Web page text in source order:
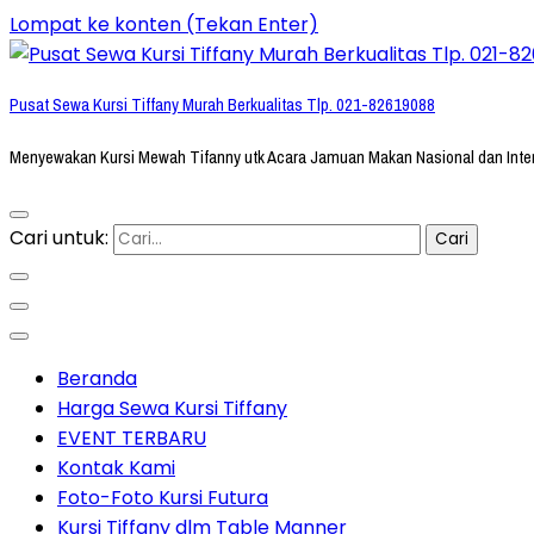
Lompat ke konten (Tekan Enter)
Pusat Sewa Kursi Tiffany Murah Berkualitas Tlp. 021-82619088
Menyewakan Kursi Mewah Tifanny utk Acara Jamuan Makan Nasional dan
Cari untuk:
Beranda
Harga Sewa Kursi Tiffany
EVENT TERBARU
Kontak Kami
Foto-Foto Kursi Futura
Kursi Tiffany dlm Table Manner